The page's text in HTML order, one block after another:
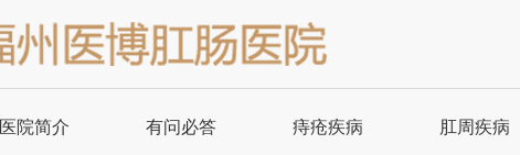
医院简介 有问必答 痔疮疾病 肛周疾病